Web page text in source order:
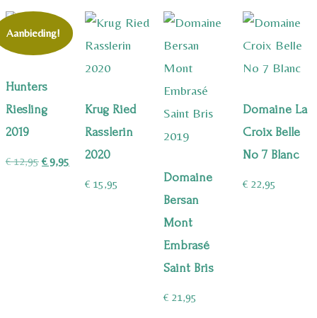
€ 34,95.
Aanbieding!
Hunters
Riesling
2019
€12,95 Oorspronkelijke
€9,95 Huidige
prijs
Krug Ried
Rasslerin
2020
€15,95
Domaine
Bersan
Mont
Embrasé
Saint Bris
€ 21,95
Domaine La
Croix Belle
No 7 Blanc
€22,95